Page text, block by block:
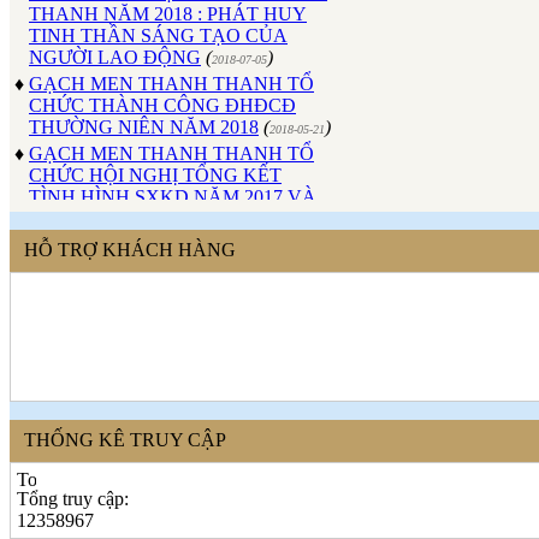
TINH THẦN SÁNG TẠO CỦA
NGƯỜI LAO ĐỘNG (2018-07-05)
GẠCH MEN THANH THANH TỔ
CHỨC THÀNH CÔNG ĐHĐCĐ
THƯỜNG NIÊN NĂM 2018 (2018-05-21
GẠCH MEN THANH THANH TỔ
CHỨC HỘI NGHỊ TỔNG KẾT
TÌNH HÌNH SXKD NĂM 2017 VÀ
TRIỂN KHAI HOẠT ĐỘNG SXKD
CÔNG ĐOÀN CÔNG TY GẠCH
MEN THANH THANH TỔ CHỨC
QUỐC KHÁNH 2/9. (2017-10-02)
GẠCH MEN THANH THANH TỔ
CHỨC THÀNH CÔNG HỘI NGHỊ
ĐẠI BIỂU NGƯỜI LAO ĐỘNG
NĂM 2017 (
♦ Sử dụng vật liệu thân thiện với môi
HỖ TRỢ KHÁCH HÀNG
THỐNG KÊ TRUY CẬP
Tổng truy cập:
12358967